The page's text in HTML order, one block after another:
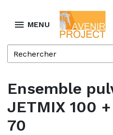
 MENU
Ensemble
JETMIX 100
70